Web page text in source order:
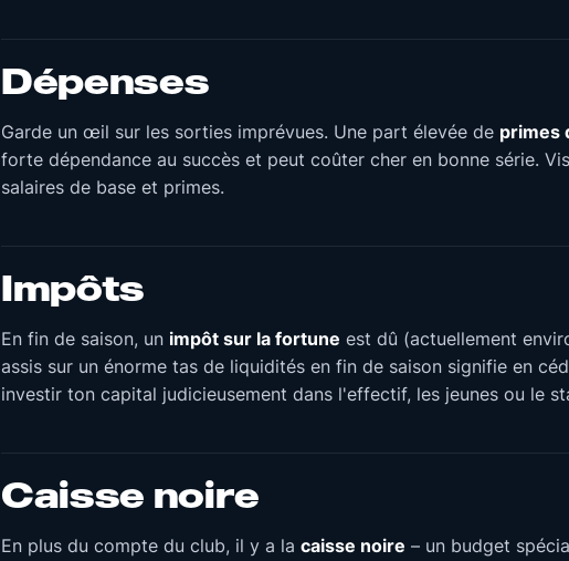
Dépenses
Garde un œil sur les sorties imprévues. Une part élevée de primes
forte dépendance au succès et peut coûter cher en bonne série.
salaires de base et primes.
Impôts
En fin de saison, un impôt sur la fortune est dû (actuellement
assis sur un énorme tas de liquidités en fin de saison signifie en
investir ton capital judicieusement dans l'effectif, les jeunes ou le
Caisse noire
En plus du compte du club, il y a la caisse noire – un budget